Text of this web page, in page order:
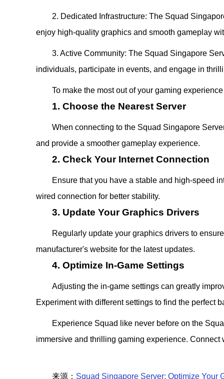
2. Dedicated Infrastructure: The Squad
enjoy high-quality graphics and smooth gameplay
3. Active Community: The Squad Singapore
individuals, participate in events, and engage in
To make the most out of your gaming
1. Choose the Nearest Server
When connecting to the Squad Singapore
and provide a smoother gameplay experience.
2. Check Your Internet Connection
Ensure that you have a stable and high-speed
wired connection for better stability.
3. Update Your Graphics Drivers
Regularly update your graphics drivers to
manufacturer's website for the latest updates.
4. Optimize In-Game Settings
Adjusting the in-game settings can greatly
Experiment with different settings to find the perfect
Experience Squad like never before on the
immersive and thrilling gaming experience.
来源： Squad Singapore Server: Optimize Your